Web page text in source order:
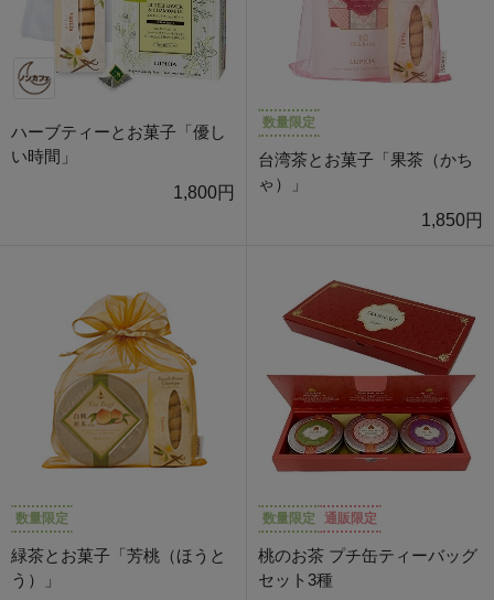
ハーブティーとお菓子「優し
い時間」
1,800円
数量限定
台湾茶とお菓子「果茶（かち
ゃ）」
1,850円
数量限定
緑茶とお菓子「芳桃（ほうと
う）」
数量限定 通販限定
桃のお茶 プチ缶ティーバッグ
セット3種